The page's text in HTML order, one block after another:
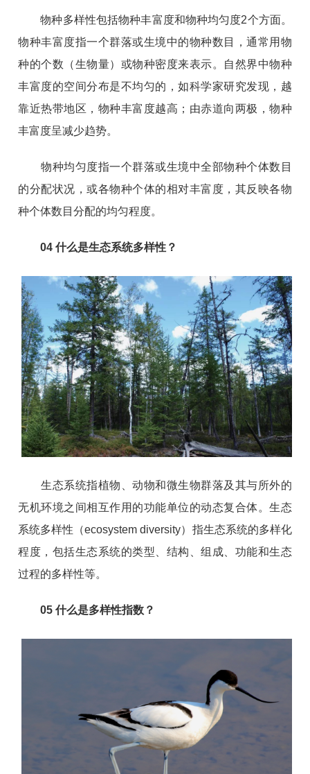
物种多样性包括物种丰富度和物种均匀度2个方面。
物种丰富度指一个群落或生境中的物种数目，通常用物
种的个数（生物量）或物种密度来表示。自然界中物种
丰富度的空间分布是不均匀的，如科学家研究发现，越
靠近热带地区，物种丰富度越高；由赤道向两极，物种
丰富度呈减少趋势。
物种均匀度指一个群落或生境中全部物种个体数目
的分配状况，或各物种个体的相对丰富度，其反映各物
种个体数目分配的均匀程度。
04什么是生态系统多样性？
生态系统指植物、动物和微生物群落及其与所外的
无机环境之间相互作用的功能单位的动态复合体。生态
系统多样性（ecosystem diversity）指生态系统的多样化
程度，包括生态系统的类型、结构、组成、功能和生态
过程的多样性等。
05 什么是多样性指数？